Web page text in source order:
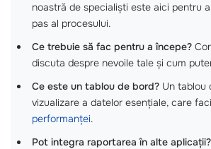
noastră de specialiști este aici pentru
pas al procesului.
Ce trebuie să fac pentru a începe?
discuta despre nevoile tale și cum
Ce este un tablou de bord? Un tablou
vizualizare a datelor esențiale, care
performanței.
Pot integra raportarea în alte aplicații?